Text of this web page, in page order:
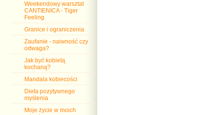
Weekendowy warsztat
CANTIENICA - Tiger
Feeling
Granice i ograniczenia
Zaufanie - naiwność czy
odwaga?
Jak być kobietą
kochaną?
Mandala kobiecości
Dieta pozytywnego
myślenia
Moje życie w moich